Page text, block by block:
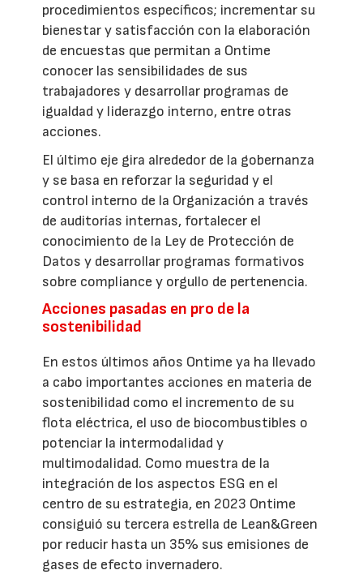
procedimientos específicos; incrementar su
bienestar y satisfacción con la elaboración
de encuestas que permitan a Ontime
conocer las sensibilidades de sus
trabajadores y desarrollar programas de
igualdad y liderazgo interno, entre otras
acciones.
El último eje gira alrededor de la gobernanza
y se basa en reforzar la seguridad y el
control interno de la Organización a través
de auditorías internas, fortalecer el
conocimiento de la Ley de Protección de
Datos y desarrollar programas formativos
sobre compliance y orgullo de pertenencia.
Acciones pasadas en pro de la
sostenibilidad
En estos últimos años Ontime ya ha llevado
a cabo importantes acciones en materia de
sostenibilidad como el incremento de su
flota eléctrica, el uso de biocombustibles o
potenciar la intermodalidad y
multimodalidad. Como muestra de la
integración de los aspectos ESG en el
centro de su estrategia, en 2023 Ontime
consiguió su tercera estrella de Lean&Green
por reducir hasta un 35% sus emisiones de
gases de efecto invernadero.